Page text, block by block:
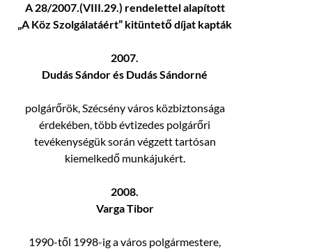
A 28/2007.(VIII.29.) rendelettel alapított
„A Köz Szolgálatáért” kitüntető díjat kapták
2007.
Dudás Sándor és Dudás Sándorné
polgárőrök, Szécsény város közbiztonsága
érdekében, több évtizedes polgárőri
tevékenységük során végzett tartósan
kiemelkedő munkájukért.
2008.
Varga Tibor
1990-től 1998-ig a város polgármestere,